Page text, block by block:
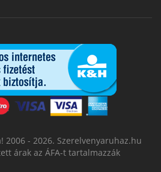
- 2026. Szerelvenyaruhaz.hu
árak az ÁFA-t tartalmazzák